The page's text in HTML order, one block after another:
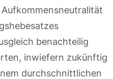
benachteilig
inwiefern zukünftig
durchschnittlichen